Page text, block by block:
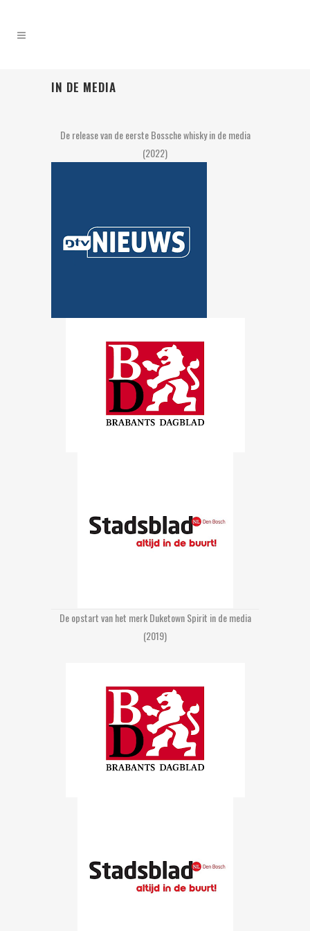
IN DE MEDIA
De release van de eerste Bossche whisky in de media
(2022)
De opstart van het merk Duketown Spirit in de media
(2019)